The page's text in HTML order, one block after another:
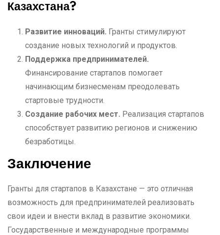
Казахстана?
Развитие инноваций. Гранты стимулируют
создание новых технологий и продуктов.
Поддержка предпринимателей.
Финансирование стартапов помогает
начинающим бизнесменам преодолевать
стартовые трудности.
Создание рабочих мест. Реализация стартапов
способствует развитию регионов и снижению
безработицы.
Заключение
Гранты для стартапов в Казахстане — это отличная
возможность для предпринимателей реализовать
свои идеи и внести вклад в развитие экономики.
Государственные и международные программы